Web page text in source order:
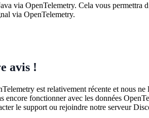
via OpenTelemetry. Cela vous permettra
via OpenTelemetry.
avis !
est relativement récente et nous
encore fonctionner avec les données
le support ou rejoindre notre serveur